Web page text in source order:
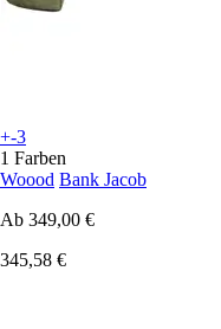
+-3
1 Farben
Woood Bank Jacob
Ab 349,00 €
345,58 €